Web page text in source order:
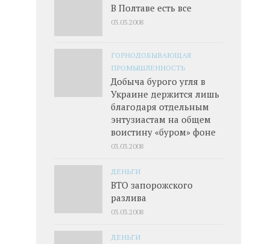
В Полтаве есть все
03.03.2008
ГОРНОДОБЫВАЮЩАЯ
ПРОМЫШЛЕННОСТЬ
Добыча бурого угля в
Украине держится лишь
благодаря отдельным
энтузиастам на общем
воистину «буром» фоне
03.03.2008
ДЕНЬГИ
ВТО запорожского
разлива
03.03.2008
ДЕНЬГИ